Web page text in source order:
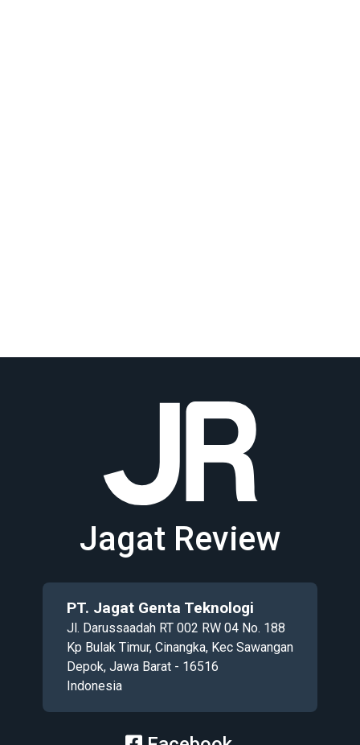
Jagat Review
PT. Jagat Genta Teknologi
Jl. Darussaadah RT 002 RW 04 No. 188
Kp Bulak Timur, Cinangka, Kec Sawangan
Depok, Jawa Barat - 16516
Indonesia